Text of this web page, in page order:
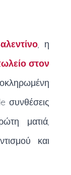
, η
στον
συνθέσεις
ματιά,
και